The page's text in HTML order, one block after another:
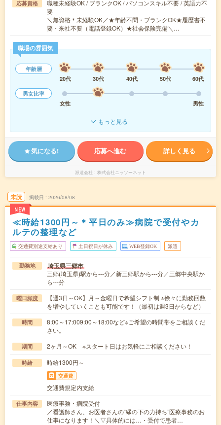
応募資格
職種未経験OK / ブランクOK / パソコンスキル不要 / 英語力不
要
＼無資格＊未経験OK／★年齢不問・ブランクOK★履歴書不
要・来社不要（電話登録OK）★社会保険完備＼…
職場の雰囲気
年齢層
20代
30代 40代 50代
60代
男女比率
女性
男性
もっと見る
気になる! 応募へ進む 詳しく見る
派遣会社 株式会社ニッソーネット
未読
NEW
掲載日 2026/08/08
≪時給1300円～＊平日のみ≫病院で受付やカ
ルテの整理など
交通費別途支給あり 土日祝日が休み WEB登録OK 派遣
勤務地 埼玉県三郷市
三郷(埼玉県)駅から---分／新三郷駅から---分／三郷中央駅か
ら---分
曜日頻度
【週3日～OK】月～金曜日で希望シフト制 ※徐々に勤務回数
を増やしていくことも可能です！（最初は週3日からなど）
時間
8:00～17:009:00～18:00など※ご希望の時間帯をご相談くだ
さい。
期間 2ヶ月～OK ※スタート日はお気軽にご相談ください！
時給 時給1300円～
交通費
交通費規定内支給
仕事内容
医療事務・病院受付
／看護師さん、お医者さんの“縁の下の力持ち”医療事務のお
仕事になります！＼▽具体的には…・受付で患者…